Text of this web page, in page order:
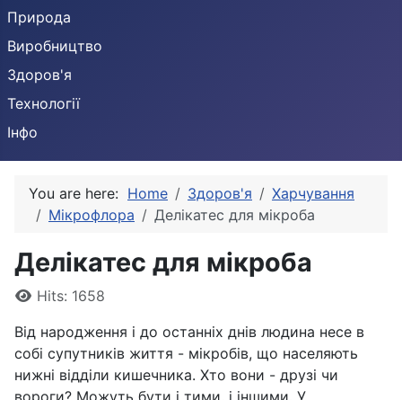
Природа
Виробництво
Здоров'я
Технології
Інфо
You are here: Home Здоров'я
Харчування
Мікрофлора
Делікатес для мікроба
Делікатес для мікроба
DetailsHits: 1658
Від народження і до останніх днів людина несе в
собі супутників життя - мікробів, що населяють
нижні відділи кишечника. Хто вони - друзі чи
вороги? Можуть бути і тими, і іншими. У